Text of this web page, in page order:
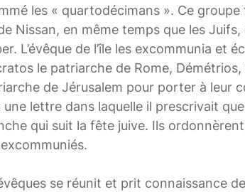
les « quartodécimans ». Ce
Nissan, en même temps que les
L’évêque de l’île les excommunia et
le patriarche de Rome,
de Jérusalem pour porter à leur
une lettre dans laquelle il prescrivait
qui suit la fête juive. Ils
se réunit et prit connaissance